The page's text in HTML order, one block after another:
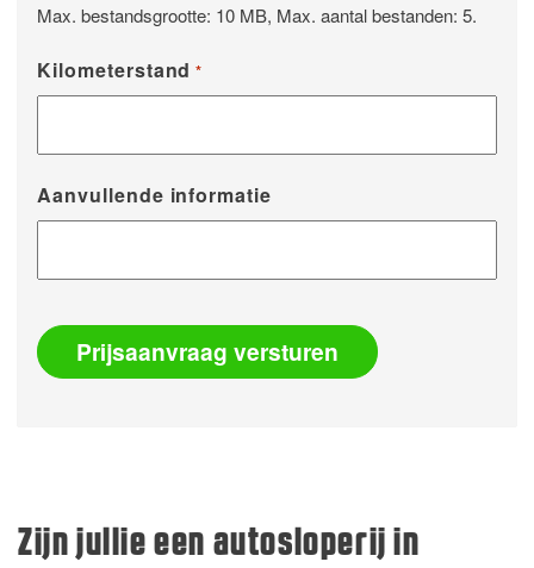
Max. bestandsgrootte: 10 MB, Max. aantal bestanden: 5.
Kilometerstand *
Aanvullende informatie
Prijsaanvraag versturen
Zijn jullie een autosloperij in